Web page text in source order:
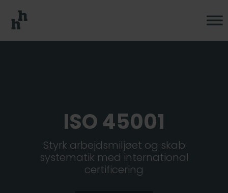
ISO 45001
Styrk arbejdsmiljøet og skab
systematik med international
certificering